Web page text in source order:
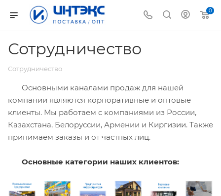
0
Сотрудничество
Сотрудничество
Основными каналами продаж для нашей
компании являются корпоративные и оптовые
клиенты. Мы работаем с компаниями из России,
Казахстана, Белоруссии, Армении и Киргизии. Также
принимаем заказы и от частных лиц.
Основные категории наших клиентов: